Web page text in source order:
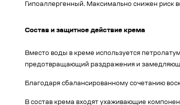
Гипоаллергенный. Максимально снижен риск
Состав и защитное действие крема
Вместо воды в креме используется
предотвращающий раздражения и
Благодаря сбалансированному сочетанию
В состав крема входят ухаживающие